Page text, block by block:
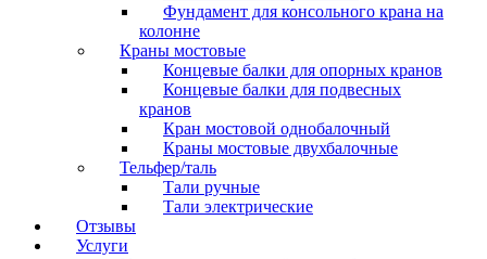
Фундамент для консольного крана на
колонне
Краны мостовые
Концевые балки для опорных кранов
Концевые балки для подвесных
кранов
Кран мостовой однобалочный
Краны мостовые двухбалочные
Тельфер/таль
Тали ручные
Тали электрические
Отзывы
Услуги